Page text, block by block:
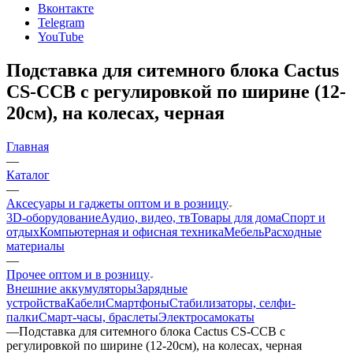
Вконтакте
Telegram
YouTube
Подставка для ситемного блока Cactus
CS-CCB с регулировкой по ширине (12-
20см), на колесах, черная
Главная
—
Каталог
—
Аксесуары и гаджеты оптом и в розницу
3D-оборудованиеАудио, видео, твТовары для домаСпорт и
отдыхКомпьютерная и офисная техникаМебельРасходные
материалы
—
Прочее оптом и в розницу
Внешние аккумуляторыЗарядные
устройстваКабелиСмартфоныСтабилизаторы, селфи-
палкиСмарт-часы, браслетыЭлектросамокаты
—Подставка для ситемного блока Cactus CS-CCB с
регулировкой по ширине (12-20см), на колесах, черная